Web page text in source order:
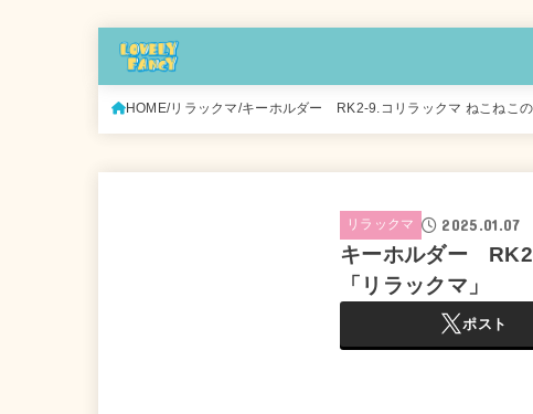
HOME リラックマ キーホルダー RK2-9.コリラックマ ねこねこ
リラックマ 2025.01.07
キーホルダー
「リラックマ」
ポスト